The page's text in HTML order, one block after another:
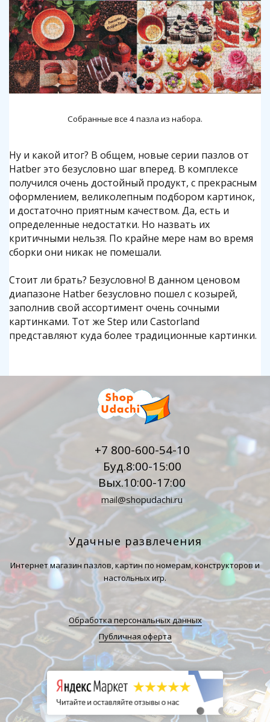
Собранные все 4 пазла из набора.
Ну и какой итог? В общем, новые серии пазлов от
Hatber это безусловно шаг вперед. В комплексе
получился очень достойный продукт, с прекрасным
оформлением, великолепным подбором картинок,
и достаточно приятным качеством. Да, есть и
определенные недостатки. Но назвать их
критичными нельзя. По крайне мере нам во время
сборки они никак не помешали.
Стоит ли брать? Безусловно! В данном ценовом
диапазоне Hatber безусловно пошел с козырей,
заполнив свой ассортимент очень сочными
картинками. Тот же Step или Castorland
представляют куда более традиционные картинки.
+7 800-600-54-10
Буд.8:00-15:00
Вых.10:00-17:00
mail@shopudachi.ru
Удачные развлечения
Интернет магазин пазлов, картин по номерам, конструкторов и
настольных игр.
Обработка персональных данных
Публичная оферта